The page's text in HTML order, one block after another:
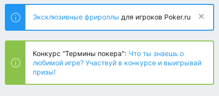
т
о
р
т
е
ы
т
н
а
ч
л
а
Эксклюзивные фрироллы для игроков Poker.ru
Конкурс “Термины покера": Что ты знаешь о
любимой игре? Участвуй в конкурсе и выигрывай
призы!